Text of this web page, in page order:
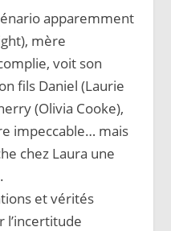
apparemment
mère
voit son
fils Daniel (Laurie
(Olivia Cooke),
impeccable… mais
chez Laura une
et vérités
l’incertitude